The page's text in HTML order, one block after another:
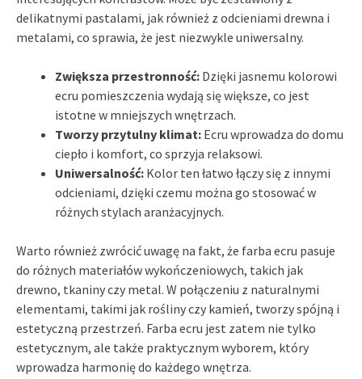
delikatnymi pastalami, jak również z odcieniami drewna i
metalami, co sprawia, że jest niezwykle uniwersalny.
Zwiększa przestronność: Dzięki jasnemu kolorowi
ecru pomieszczenia wydają się większe, co jest
istotne w mniejszych wnętrzach.
Tworzy przytulny klimat: Ecru wprowadza do domu
ciepło i komfort, co sprzyja relaksowi.
Uniwersalność: Kolor ten łatwo łączy się z innymi
odcieniami, dzięki czemu można go stosować w
różnych stylach aranżacyjnych.
Warto również zwrócić uwagę na fakt, że farba ecru pasuje
do różnych materiałów wykończeniowych, takich jak
drewno, tkaniny czy metal. W połączeniu z naturalnymi
elementami, takimi jak rośliny czy kamień, tworzy spójną i
estetyczną przestrzeń. Farba ecru jest zatem nie tylko
estetycznym, ale także praktycznym wyborem, który
wprowadza harmonię do każdego wnętrza.